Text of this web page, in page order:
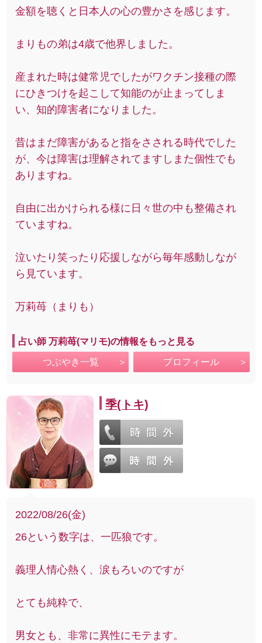
金額を聴くと日本人の心の豊かさを感じます。
まりもの弟は4歳で他界しました。
産まれた時は健常児でしたがワクチン接種の際
にひきつけを起こして知能のが止まってしま
い、知的障害者になりました。
昔はまだ障害があると指をさされる時代でした
が、今は障害は理解されてますしまた個性でも
ありますね。
自由に出かけられる様に日々世の中も整備され
ていますね。
泣いたり笑ったり応援しながら毎年感動しなが
ら見ています。
万莉苺（まりも）
占い師 万莉苺(マリモ)の情報をもっと見る
つぶやき一覧 プロフィール
季(トキ)
2022/08/26(金)
26という数字は、一匹狼です。
義理人情心熱く、涙もろいのですが
とても純粋で、
男女とも、非常に異性にモテます。